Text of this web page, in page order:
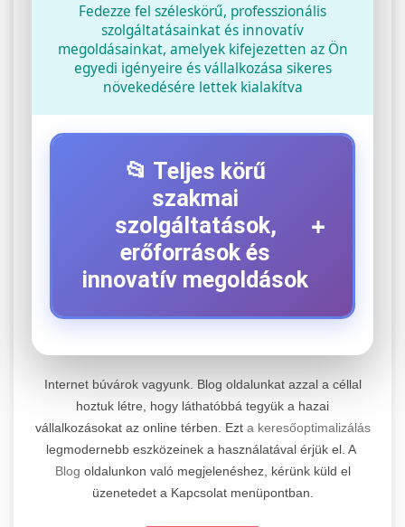
Fedezze fel széleskörű, professzionális
szolgáltatásainkat és innovatív
megoldásainkat, amelyek kifejezetten az Ön
egyedi igényeire és vállalkozása sikeres
növekedésére lettek kialakítva
📂 Teljes körű
szakmai
szolgáltatások,
erőforrások és
innovatív megoldások
+
+
Kiemelkedő szakértelemmel rendelkező
elektromos roller javítási és átfogó
karbantartási szolgáltatásokat kínálunk minden
jelentős gyártó és modell számára. Tapasztalt
technikusaink a legmodernebb diagnosztikai
📊 2. Online Marketing
Ügynökség
+
Átfogó és eredményorientált online marketing
Internet búvárok vagyunk. Blog oldalunkat azzal a céllal
hoztuk létre, hogy láthatóbbá tegyük a hazai
vállalkozásokat az online térben. Ezt a keresőoptimalizálás
legmodernebb eszközeinek a használatával érjük el. A
Blog oldalunkon való megjelenéshez, kérünk küld el
üzenetedet a Kapcsolat menüpontban.